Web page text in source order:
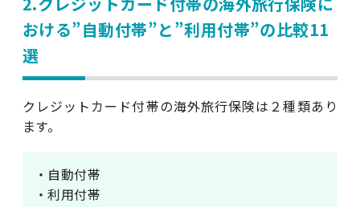
おける”自動付帯”と”利用付帯”の比較11
選
クレジットカード付帯の海外旅行保険は２種類あり
ます。
・自動付帯
・利用付帯